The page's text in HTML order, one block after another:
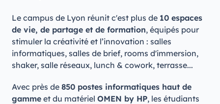
Le campus de Lyon réunit c'est plus de 10 espaces
de vie, de partage et de formation, équipés pour
stimuler la créativité et l’innovation : salles
informatiques, salles de brief, rooms d'immersion,
shaker, salle réseaux, lunch & cowork, terrasse...
Avec près de 850 postes informatiques haut de
gamme et du matériel OMEN by HP, les étudiants